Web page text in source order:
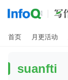
首页 月更活动
suanfti